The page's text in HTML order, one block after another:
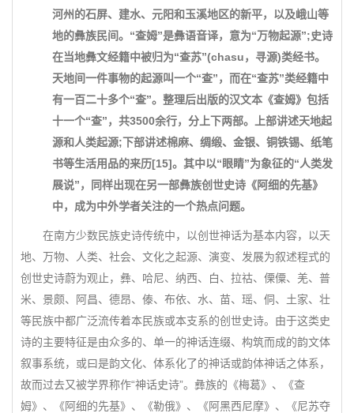
河州的石屏、建水、元阳和玉溪地区的新平，以及峨山等
地的彝族民间。“查姆”是彝语音译，意为“万物起源”;史诗
在当地彝文经籍中被归为“查苏”(chasu，寻源)类经书。
天地间一件事物的起源叫一个“查”，而在“查苏”类经籍中
有一百二十多个“查”。整理后出版的汉文本《查姆》包括
十一个“查”，共3500余行，分上下两部。上部讲述天地起
源和人类起源;下部讲述棉麻、绸缎、金银、铜铁锡、纸笔
书等生活用品的来历[15]。其中以“眼睛”为象征的“人类发
展说”，同样出现在另一部彝族创世史诗《阿细的先基》
中，成为中外学者关注的一个热点问题。
在南方少数民族史诗传统中，以创世神话为基本内容，以天
地、万物、人类、社会、文化之起源、演变、发展为叙述程式的
创世史诗蔚为观止，彝、哈尼、纳西、白、拉祜、傈僳、羌、普
米、景颇、阿昌、德昂、傣、布依、水、苗、瑶、侗、土家、壮
等民族中都广泛流传着本民族或本支系的创世史诗。由于这类史
诗的主要特征是由众多的、单一的神话连缀、构筑而成的韵文体
叙事系统，或曰是韵文化、体系化了的神话或韵体神话之体系，
故而过去又被学界称作“神话史诗”。彝族的《梅葛》、《查
姆》、《阿细的先基》、《勒俄》、《阿黑西尼摩》、《尼苏夺